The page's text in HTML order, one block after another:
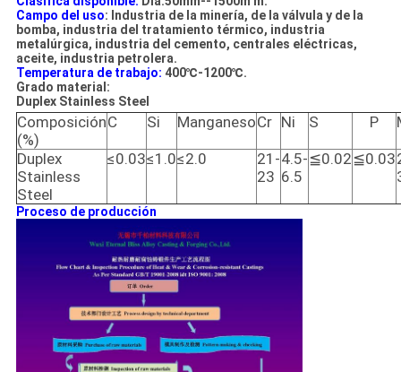
Campo del uso: Industria de la minería, de la válvula y de la
bomba, industria del tratamiento térmico, industria
metalúrgica, industria del cemento, centrales eléctricas,
aceite, industria petrolera.
Temperatura de trabajo: 400℃-1200℃.
Grado material:
Duplex Stainless Steel
Composición
(%)
C Si ManganesoCr Ni S P
Duplex
Stainless
Steel
≤0.03≤1.0≤2.0
21-
23
4.5-
6.5
≦0.02≦0.03
Proceso de producción